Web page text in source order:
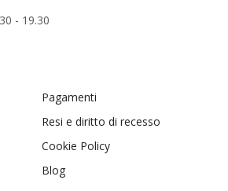
- 19.30
Pagamenti
Resi e diritto di recesso
Cookie Policy
Blog